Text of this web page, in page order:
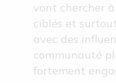
vont chercher
ciblés et
avec des
communauté
fortement